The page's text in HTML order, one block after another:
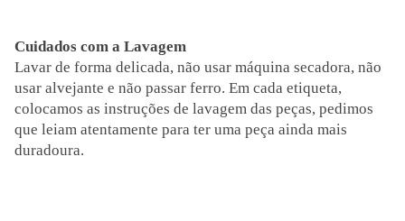
Cuidados com a Lavagem
Lavar de forma delicada, não usar máquina secadora, não
usar alvejante e não passar ferro. Em cada etiqueta,
colocamos as instruções de lavagem das peças, pedimos
que leiam atentamente para ter uma peça ainda mais
duradoura.